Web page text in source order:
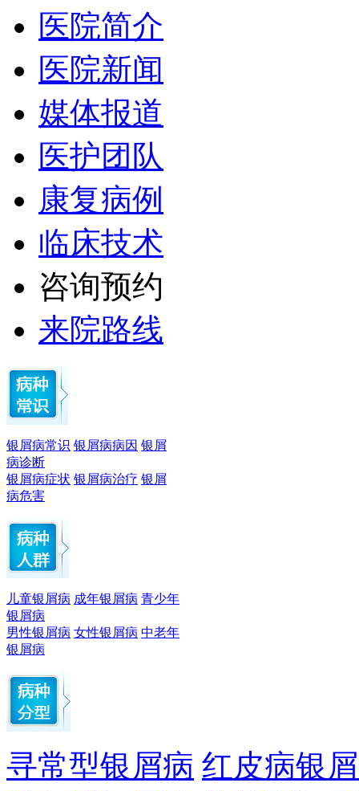
医院简介
医院新闻
媒体报道
医护团队
康复病例
临床技术
咨询预约
来院路线
银屑病常识 银屑病病因 银屑
病诊断
银屑病症状 银屑病治疗 银屑
病危害
儿童银屑病 成年银屑病 青少年
银屑病
男性银屑病 女性银屑病 中老年
银屑病
寻常型银屑病 红皮病银